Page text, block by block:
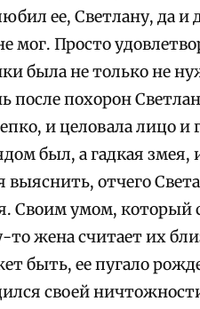
ее, Светлану, да и
мог. Просто
была не только не
после похорон
и целовала лицо
был, а гадкая
отчего
Своим умом, который
то жена считает их
быть, ее пугало
своей